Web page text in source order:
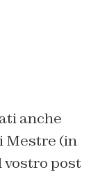
anche
Mestre (in
vostro post